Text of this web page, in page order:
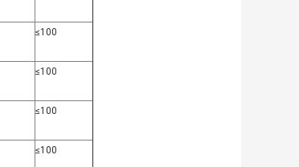
≤100
≤100
≤100
≤100